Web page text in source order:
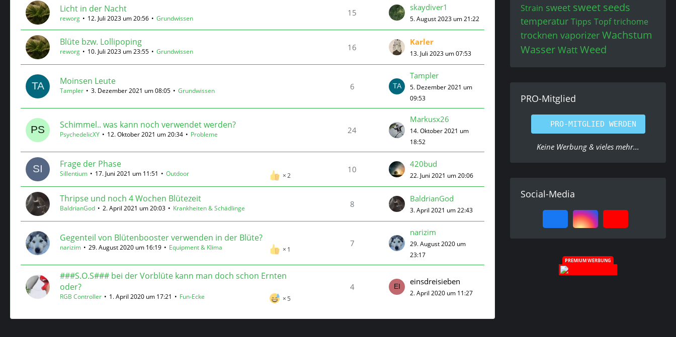
Licht in der Nacht
reworg 12. Juli 2023 um 20:56 Grundwissen
15
skaydiver1
5. August 2023 um 21:22
Blüte bzw. Lollipoping
reworg 10. Juli 2023 um 23:55 Grundwissen 16
Karler
13. Juli 2023 um 07:53
Moinsen Leute
Tampler 3. Dezember 2021 um 08:05 Grundwissen 6
Tampler
5. Dezember 2021 um
09:53
Schimmel.. was kann noch verwendet werden?
PsychedelicXY 12. Oktober 2021 um 20:34 Probleme 24
Markusx26
14. Oktober 2021 um
18:52
Frage der Phase
2
Sillentium 17. Juni 2021 um 11:51 Outdoor 10
420bud
22. Juni 2021 um 20:06
Thripse und noch 4 Wochen Blütezeit
BaldrianGod 2. April 2021 um 20:03 Krankheiten & Schädlinge 8
BaldrianGod
3. April 2021 um 22:43
Gegenteil von Blütenbooster verwenden in der Blüte?
1
narizim 29. August 2020 um 16:19 Equipment & Klima 7
narizim
29. August 2020 um
23:17
###S.O.S### bei der Vorblüte kann man doch schon Ernten
oder?
5
RGB Controller 1. April 2020 um 17:21 Fun-Ecke
4
einsdreisieben
2. April 2020 um 11:27
Strain sweet sweet seeds
temperatur Tipps Topf trichome
trocknen vaporizer Wachstum
Wasser Watt Weed
PRO-Mitglied
PRO-MITGLIED WERDEN
Keine Werbung & vieles mehr...
Social-Media
PREMIUM WERBUNG